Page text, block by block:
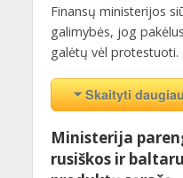
Finansų ministerijos
galimybės, jog
galėtų vėl protestuoti.
Skaityti daugiau
Ministerija
rusiškos ir